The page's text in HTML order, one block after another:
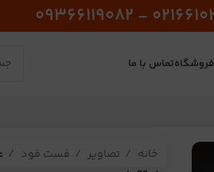
فروشگاهتماس با ما
خانه تصاویر فست فود